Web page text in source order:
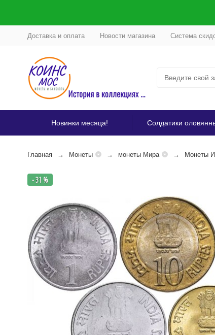
Доставка и оплата Новости магазина Система
Новинки месяца! Солдатики
Главная Монеты монеты Мира Монеты
- 31 %